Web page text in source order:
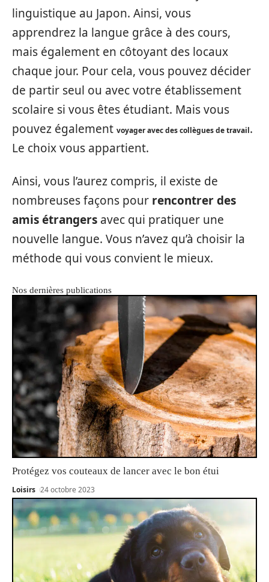
linguistique au Japon. Ainsi, vous
apprendrez la langue grâce à des cours,
mais également en côtoyant des locaux
chaque jour. Pour cela, vous pouvez décider
de partir seul ou avec votre établissement
scolaire si vous êtes étudiant. Mais vous
pouvez également voyager avec des collègues de travail.
Le choix vous appartient.
Ainsi, vous l’aurez compris, il existe de
nombreuses façons pour rencontrer des
amis étrangers avec qui pratiquer une
nouvelle langue. Vous n’avez qu’à choisir la
méthode qui vous convient le mieux.
Nos dernières publications
Protégez vos couteaux de lancer avec le bon étui
Loisirs 24 octobre 2023